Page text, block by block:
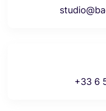
+33 ‭6